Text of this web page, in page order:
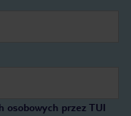
osobowych przez TUI